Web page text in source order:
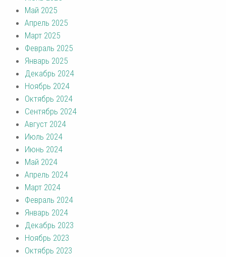
Май 2025
Апрель 2025
Март 2025
Февраль 2025
Январь 2025
Декабрь 2024
Ноябрь 2024
Октябрь 2024
Сентябрь 2024
Август 2024
Июль 2024
Июнь 2024
Май 2024
Апрель 2024
Март 2024
Февраль 2024
Январь 2024
Декабрь 2023
Ноябрь 2023
Октябрь 2023